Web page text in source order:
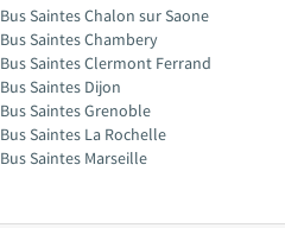
Bus Saintes Chalon sur Saone
Bus Saintes Chambery
Bus Saintes Clermont Ferrand
Bus Saintes Dijon
Bus Saintes Grenoble
Bus Saintes La Rochelle
Bus Saintes Marseille